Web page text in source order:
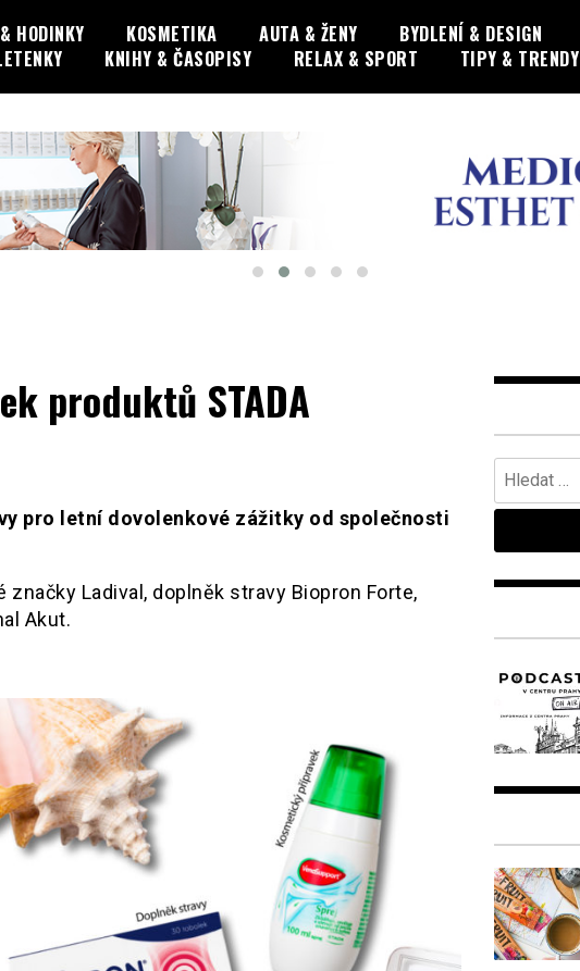
HODINKY KOSMETIKA AUTA & ŽENY BYDLENÍ & DESIGN
KNIHY & ČASOPISY RELAX & SPORT TIPY & TRENDY
produktů STADA
pro letní dovolenkové zážitky od společnosti
Ladival, doplněk stravy Biopron Forte,
Akut.
Vyhledávání